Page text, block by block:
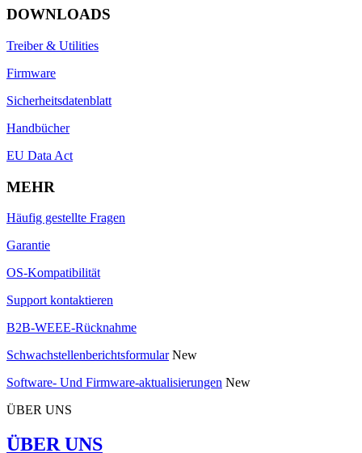
DOWNLOADS
Treiber & Utilities
Firmware
Sicherheitsdatenblatt
Handbücher
EU Data Act
MEHR
Häufig gestellte Fragen
Garantie
OS-Kompatibilität
Support kontaktieren
B2B-WEEE-Rücknahme
Schwachstellenberichtsformular New
Software- Und Firmware-aktualisierungen New
ÜBER UNS
ÜBER UNS